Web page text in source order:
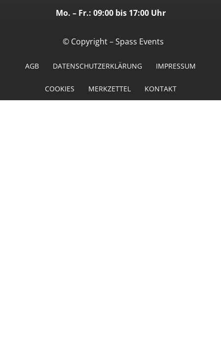
Mo. – Fr.: 09:00 bis 17:00 Uhr
© Copyright – Spass Events
AGB DATENSCHUTZERKLÄRUNG IMPRESSUM
COOKIES MERKZETTEL KONTAKT